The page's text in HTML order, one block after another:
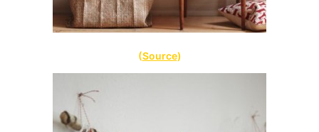
(Source)